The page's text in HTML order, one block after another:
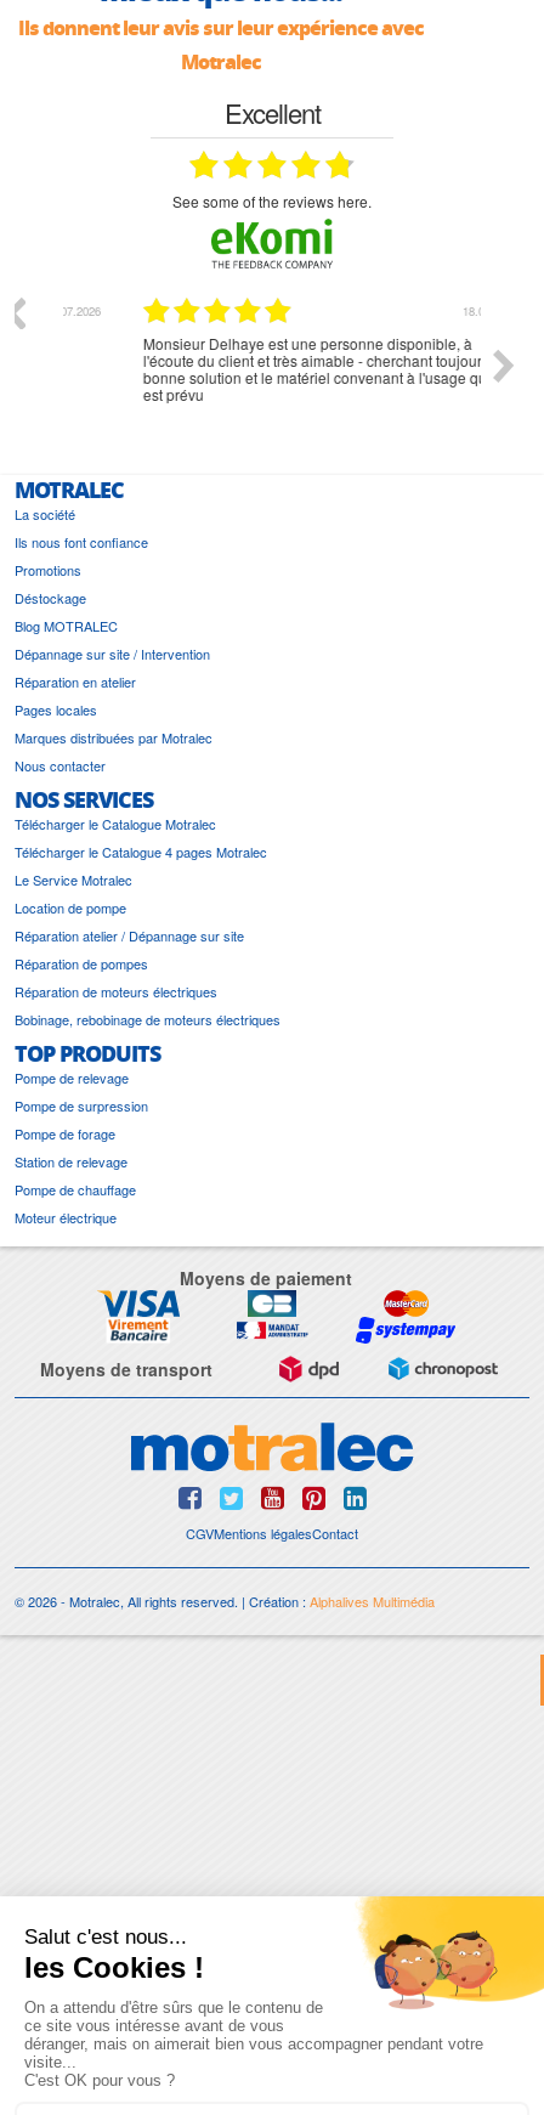
Ils donnent leur avis sur leur expérience avec
Motralec
Excellent
see some of the reviews here.
Monsieur Delhaye est une personne disponible, à
l'écoute du client et très aimable - cherchant toujours la
bonne solution et le matériel convenant à l'usage qui en
MOTRALEC
La société
Ils nous font confiance
Promotions
Déstockage
Blog MOTRALEC
Dépannage sur site / Intervention
Réparation en atelier
Pages locales
Marques distribuées par Motralec
Nous contacter
NOS SERVICES
Télécharger le Catalogue Motralec
Télécharger le Catalogue 4 pages Motralec
Le Service Motralec
Location de pompe
Réparation atelier / Dépannage sur site
Réparation de pompes
Réparation de moteurs électriques
Bobinage, rebobinage de moteurs électriques
TOP PRODUITS
Pompe de relevage
Pompe de surpression
Pompe de forage
Station de relevage
Pompe de chauffage
Moteur électrique
Moyens de paiement
Moyens de transport
CGVMentions légalesContact
© 2026 - Motralec, All rights reserved. | Création : Alphalives Multimédia